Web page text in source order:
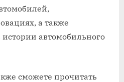
а также
автомобильного
сможете прочитать